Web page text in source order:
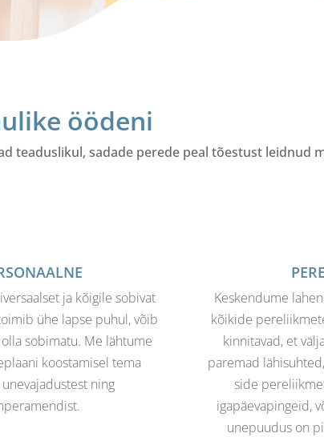
öödeni
teaduslikul, sadade perede peal tõestust leidnud
ja kõigile sobivat
ühe lapse puhul, võib
sobimatu. Me lähtume
koostamisel tema
ning
Keskendume
kõikide
kinnitavad, et
paremad
side
igapäevapingeid,
unepuudus on